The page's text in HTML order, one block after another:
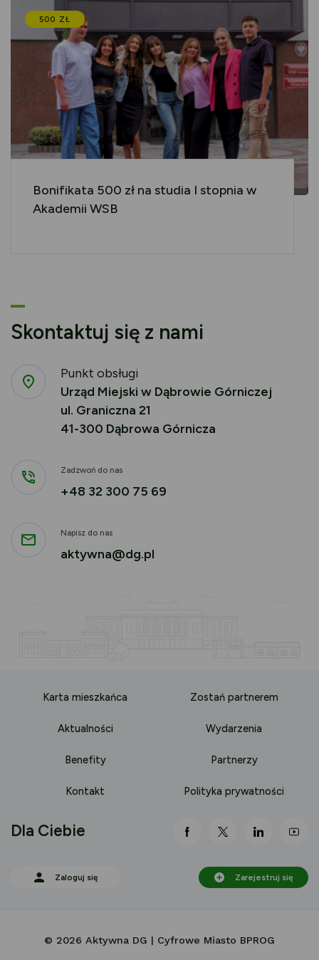
500 ZŁ
Bonifikata 500 zł na studia I stopnia w
Akademii WSB
Skontaktuj się z nami
Punkt obsługi
Urząd Miejski w Dąbrowie Górniczej
ul. Graniczna 21
41-300 Dąbrowa Górnicza
Zadzwoń do nas
+48 32 300 75 69
Napisz do nas
aktywna@dg.pl
Karta mieszkańca Zostań partnerem
Aktualności Wydarzenia
Benefity Partnerzy
Kontakt Polityka prywatności
link otwiera się nowej
link otwiera się
link
Dla Ciebie
Zaloguj się Zarejestruj się
© 2026 Aktywna DG | Cyfrowe Miasto BPROG